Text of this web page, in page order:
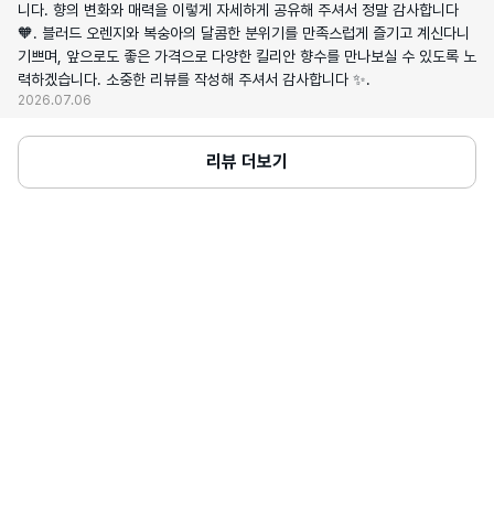
니다. 향의 변화와 매력을 이렇게 자세하게 공유해 주셔서 정말 감사합니다
🧡. 블러드 오렌지와 복숭아의 달콤한 분위기를 만족스럽게 즐기고 계신다니
기쁘며, 앞으로도 좋은 가격으로 다양한 킬리안 향수를 만나보실 수 있도록 노
력하겠습니다. 소중한 리뷰를 작성해 주셔서 감사합니다 ✨.
2026.07.06
리뷰 더보기